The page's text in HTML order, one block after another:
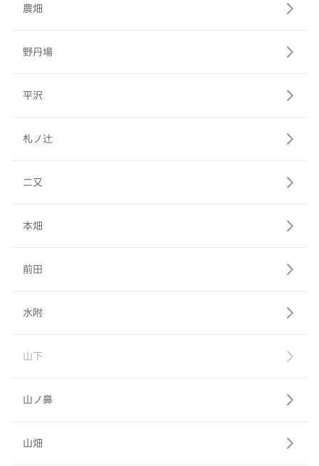
農畑
野丹場
平沢
札ノ辻
二又
本畑
前田
水附
山下
山ノ鼻
山畑